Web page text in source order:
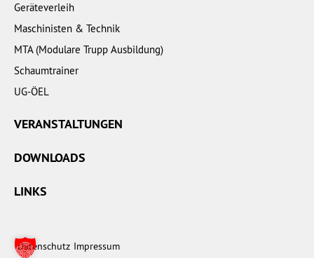
Geräteverleih
Maschinisten & Technik
MTA (Modulare Trupp Ausbildung)
Schaumtrainer
UG-ÖEL
VERANSTALTUNGEN
DOWNLOADS
LINKS
Datenschutz Impressum